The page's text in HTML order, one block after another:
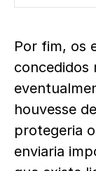
Por fim, os
concedidos
houvesse
protegeria
enviaria